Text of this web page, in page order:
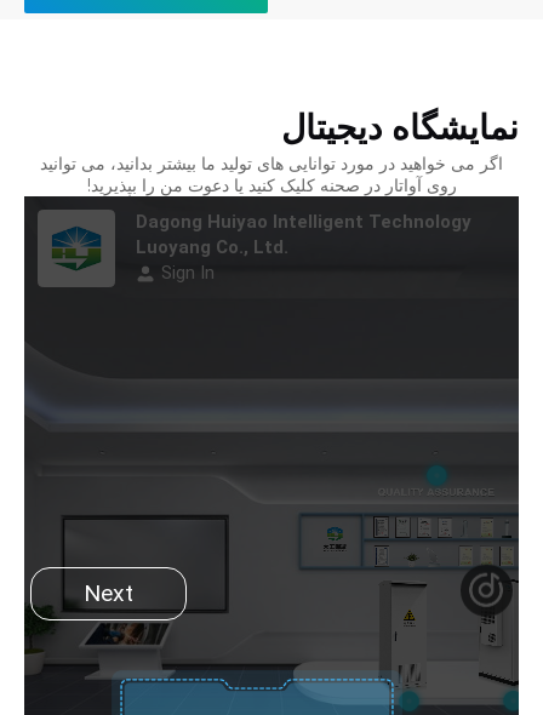
نمایشگاه دیجیتال
اگر می خواهید در مورد توانایی های تولید ما بیشتر بدانید، می توانید
روی آواتار در صحنه کلیک کنید یا دعوت من را بپذیرید!